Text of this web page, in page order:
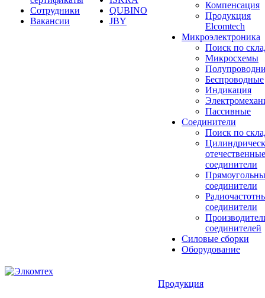
Сотрудники
Вакансии
QUBINO
JBY
Компенсация
Продукция
Elcomtech
Микроэлектроника
Поиск по
Микросхемы
Беспроводные
Индикация
Пассивные
Cоединители
Поиск по
отечественные
соединители
соединители
соединители
соединителей
Силовые сборки
Оборудование
Продукция